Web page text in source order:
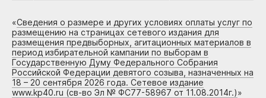
«Сведения о размере и других условиях оплаты услуг по
размещению на страницах сетевого издания для
размещения предвыборных, агитационных материалов в
период избирательной кампании по выборам в
Государственную Думу Федерального Собрания
Российской Федерации девятого созыва, назначенных на
18 – 20 сентября 2026 года. Сетевое издание
www.kp40.ru (св-во Эл № ФС77-58967 от 11.08.2014г.)»